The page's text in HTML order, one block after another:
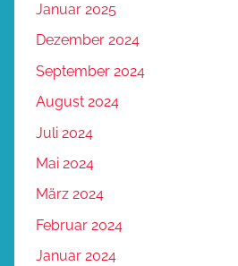
Januar 2025
Dezember 2024
September 2024
August 2024
Juli 2024
Mai 2024
März 2024
Februar 2024
Januar 2024